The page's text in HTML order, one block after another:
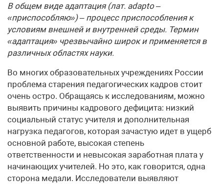
В общем виде адаптация (лат. adapto –
«приспособляю») – процесс приспособления к
условиям внешней и внутренней среды. Термин
«адаптация» чрезвычайно широк и применяется в
различных областях науки.
Во многих образовательных учреждениях России
проблема старения педагогических кадров стоит
очень остро. Обращаясь к исследованиям, можно
выявить причины кадрового дефицита: низкий
социальный статус учителя и дополнительная
нагрузка педагогов, которая зачастую идет в ущерб
основной работе, высокая степень
ответственности и невысокая заработная плата у
начинающих учителей. Но это, как говорится, одна
сторона медали. Исследователи выявляют